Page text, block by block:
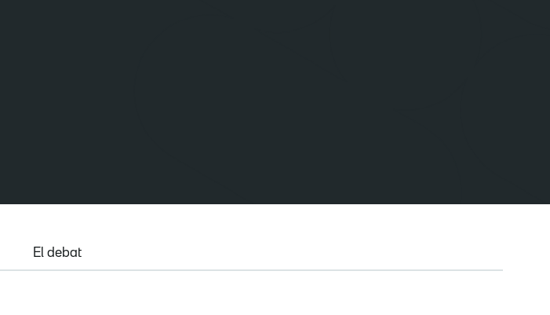
El debat